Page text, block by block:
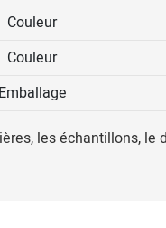
Couleur
Couleur
Emballage
les échantillons,